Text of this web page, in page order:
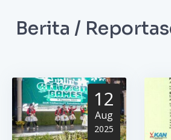
Berita /
12
Aug
2025